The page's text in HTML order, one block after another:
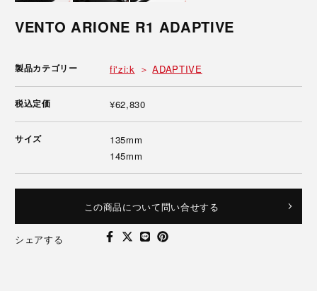
VENTO ARIONE R1 ADAPTIVE
製品カテゴリー fi'zi:k ADAPTIVE
税込定価 ¥62,830
サイズ
135mm
145mm
この商品について問い合せする
シェアする